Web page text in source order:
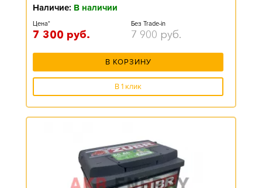
Наличие: В наличии
Цена*
7 300 руб.
Без Trade-in
7 900 руб.
В КОРЗИНУ
В 1 клик